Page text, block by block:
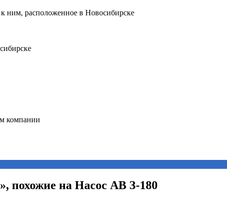
», похожие на Насос АВ З-180